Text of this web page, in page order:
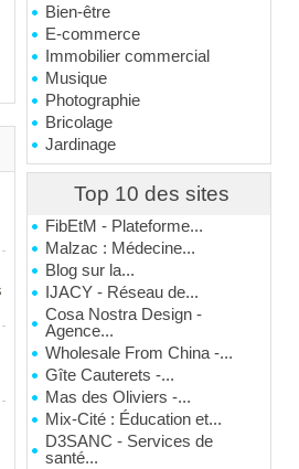
Bien-être
E-commerce
Immobilier commercial
Musique
Photographie
Bricolage
Jardinage
Top 10 des sites
FibEtM - Plateforme...
Malzac : Médecine...
Blog sur la...
IJACY - Réseau de...
Cosa Nostra Design -
Agence...
Wholesale From China -...
Gîte Cauterets -...
Mas des Oliviers -...
Mix-Cité : Éducation et...
D3SANC - Services de
santé...